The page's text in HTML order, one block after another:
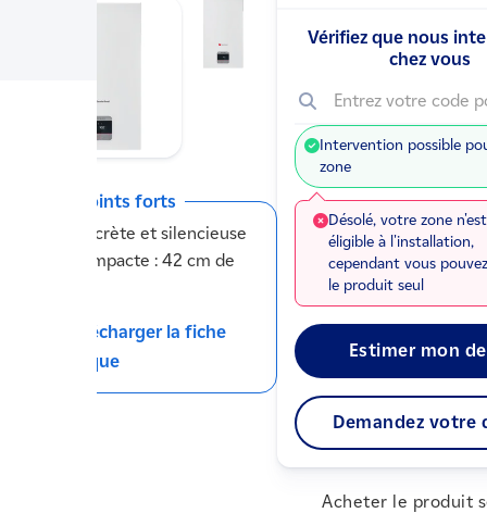
Ses points forts
Discrète et silencieuse
Compacte : 42 cm de
Télécharger la fiche
technique
Vérifiez que nous
chez vous
Entrez votre code
Intervention possible
zone
Désolé, votre zone
éligible à l'installation,
cependant vous
le produit seul
Estimer mon
Demandez votre
Acheter le produit